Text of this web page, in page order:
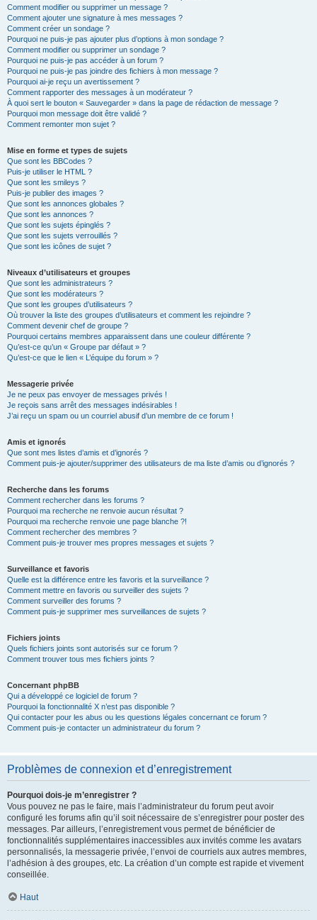
Comment modifier ou supprimer un message ?
Comment ajouter une signature à mes messages ?
Comment créer un sondage ?
Pourquoi ne puis-je pas ajouter plus d’options à mon sondage ?
Comment modifier ou supprimer un sondage ?
Pourquoi ne puis-je pas accéder à un forum ?
Pourquoi ne puis-je pas joindre des fichiers à mon message ?
Pourquoi ai-je reçu un avertissement ?
Comment rapporter des messages à un modérateur ?
À quoi sert le bouton « Sauvegarder » dans la page de rédaction de message ?
Pourquoi mon message doit être validé ?
Comment remonter mon sujet ?
Mise en forme et types de sujets
Que sont les BBCodes ?
Puis-je utiliser le HTML ?
Que sont les smileys ?
Puis-je publier des images ?
Que sont les annonces globales ?
Que sont les annonces ?
Que sont les sujets épinglés ?
Que sont les sujets verrouillés ?
Que sont les icônes de sujet ?
Niveaux d’utilisateurs et groupes
Que sont les administrateurs ?
Que sont les modérateurs ?
Que sont les groupes d’utilisateurs ?
Où trouver la liste des groupes d’utilisateurs et comment les rejoindre ?
Comment devenir chef de groupe ?
Pourquoi certains membres apparaissent dans une couleur différente ?
Qu’est-ce qu’un « Groupe par défaut » ?
Qu’est-ce que le lien « L’équipe du forum » ?
Messagerie privée
Je ne peux pas envoyer de messages privés !
Je reçois sans arrêt des messages indésirables !
J’ai reçu un spam ou un courriel abusif d’un membre de ce forum !
Amis et ignorés
Que sont mes listes d’amis et d’ignorés ?
Comment puis-je ajouter/supprimer des utilisateurs de ma liste d’amis ou d’ignorés ?
Recherche dans les forums
Comment rechercher dans les forums ?
Pourquoi ma recherche ne renvoie aucun résultat ?
Pourquoi ma recherche renvoie une page blanche ?!
Comment rechercher des membres ?
Comment puis-je trouver mes propres messages et sujets ?
Surveillance et favoris
Quelle est la différence entre les favoris et la surveillance ?
Comment mettre en favoris ou surveiller des sujets ?
Comment surveiller des forums ?
Comment puis-je supprimer mes surveillances de sujets ?
Fichiers joints
Quels fichiers joints sont autorisés sur ce forum ?
Comment trouver tous mes fichiers joints ?
Concernant phpBB
Qui a développé ce logiciel de forum ?
Pourquoi la fonctionnalité X n’est pas disponible ?
Qui contacter pour les abus ou les questions légales concernant ce forum ?
Comment puis-je contacter un administrateur du forum ?
Problèmes de connexion et d’enregistrement
Pourquoi dois-je m’enregistrer ?
Vous pouvez ne pas le faire, mais l’administrateur du forum peut avoir
configuré les forums afin qu’il soit nécessaire de s’enregistrer pour poster des
messages. Par ailleurs, l’enregistrement vous permet de bénéficier de
fonctionnalités supplémentaires inaccessibles aux invités comme les avatars
personnalisés, la messagerie privée, l’envoi de courriels aux autres membres,
l’adhésion à des groupes, etc. La création d’un compte est rapide et vivement
conseillée.
Haut